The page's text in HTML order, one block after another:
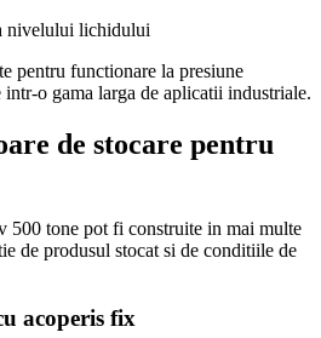
nivelului lichidului
pentru functionare la presiune
o gama larga de aplicatii industriale.
de stocare pentru
500 tone pot fi construite in mai multe
de produsul stocat si de conditiile de
acoperis fix